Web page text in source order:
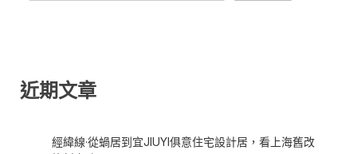
近期文章
經緯線·從蝸居到宜JIUYI俱意住宅設計居，看上海舊改